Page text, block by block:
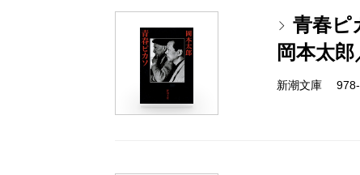
青春ピ
岡本太郎
新潮文庫